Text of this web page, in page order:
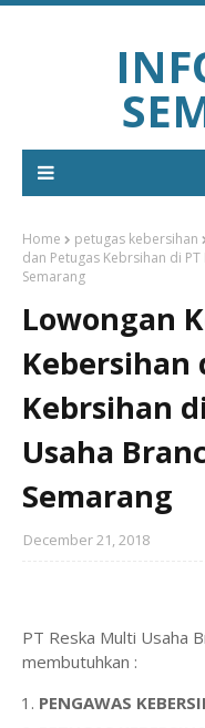
Home petugas kebersihan
dan Petugas Kebrsihan di
Semarang
Lowongan
Kebersihan
Kebrsihan
Usaha
Semarang
December 21, 2018
PT Reska Multi Usaha
membutuhkan :
PENGAWAS